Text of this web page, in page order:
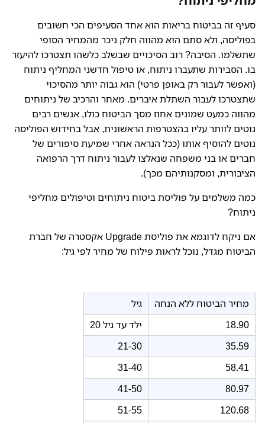
סעיף זה בביטוח בריאות הוא אחד הסעיפים הכי חשובים
בפוליסה, ולא סתם הוא מהווה חלק ניכר מהמחיר הסופי
שתשלמו. הסיבה? רוב הסיכויים שבשלב כלשהו תצטרכו להיעזר
בו. הסבירות שתעברו ניתוח, או טיפול חדשני המחליף ניתוח
(ואפשר לעבור רק באופן פרטי) הוא גבוה יותר מהסיכוי
שתצטרכו לעבור השתלת איברים. מאחר והרכיב של ניתוחים
מהווה כמעט שמונים אחוז מסך הביטוח כולו, אנשים רבים
נוטים לוותר עליו בהצטרפות הראשונית, אבל בחידוש הפוליסה
נוטים להוסיף אותו (ככל הנראה אחרי שמיעת סיפורים של
חברים או בני משפחה שנאלצו לעבור ניתוח דרך הרפואה
הציבורית, ומסקנותיהם מכך).
כמה משלמים על פוליסת ביטוח ניתוחים וטיפולים מחליפי
ניתוח?
אם ניקח לדוגמא את פוליסת Upgrade אקסטרה של חברת
הביטוח מגדל, נוכל לראות פילוח של מחיר לפי גיל:
גיל
מחיר הביטוח ללא הנחה
ילד עד גיל 20
18.90
21-30
35.59
31-40
58.41
41-50
80.97
51-55
120.68